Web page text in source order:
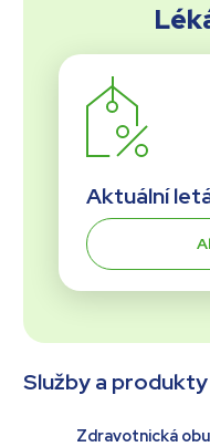
Aktuální
Služby a produkty
Zdravotnická